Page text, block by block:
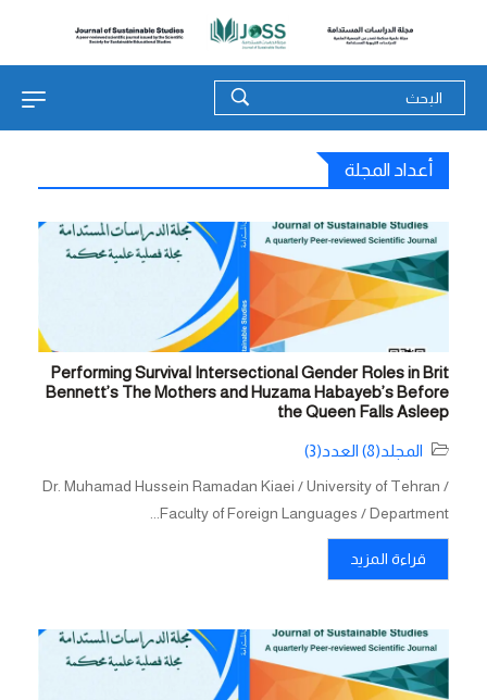
أعداد المجلة
Performing Survival Intersectional Gender Roles in Brit
Bennett’s The Mothers and Huzama Habayeb’s Before
the Queen Falls Asleep
المجلد(8) العدد(3)
Dr. Muhamad Hussein Ramadan Kiaei / University of Tehran /
Faculty of Foreign Languages / Department...
قراءة المزيد